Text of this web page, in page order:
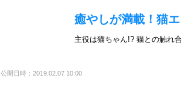
癒やしが満載！猫
主役は猫ちゃん!? 猫との触れ
公開日時：2019.02.07 10:00